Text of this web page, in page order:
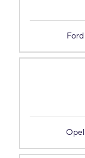
Ford
Opel